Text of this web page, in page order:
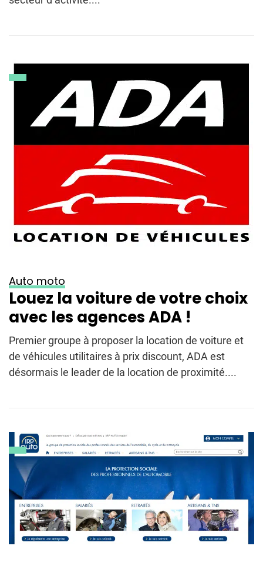
Auto moto
Louez la voiture de votre choix
avec les agences ADA !
Premier groupe à proposer la location de voiture et
de véhicules utilitaires à prix discount, ADA est
désormais le leader de la location de proximité....